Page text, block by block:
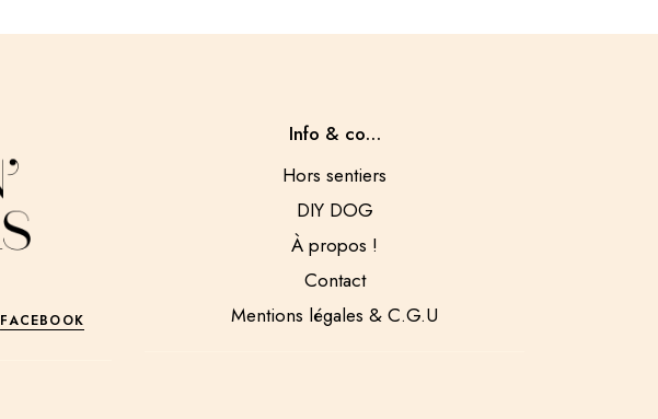
FACEBOOK
Info & co…
Hors sentiers
DIY DOG
À propos !
Contact
Mentions légales & C.G.U